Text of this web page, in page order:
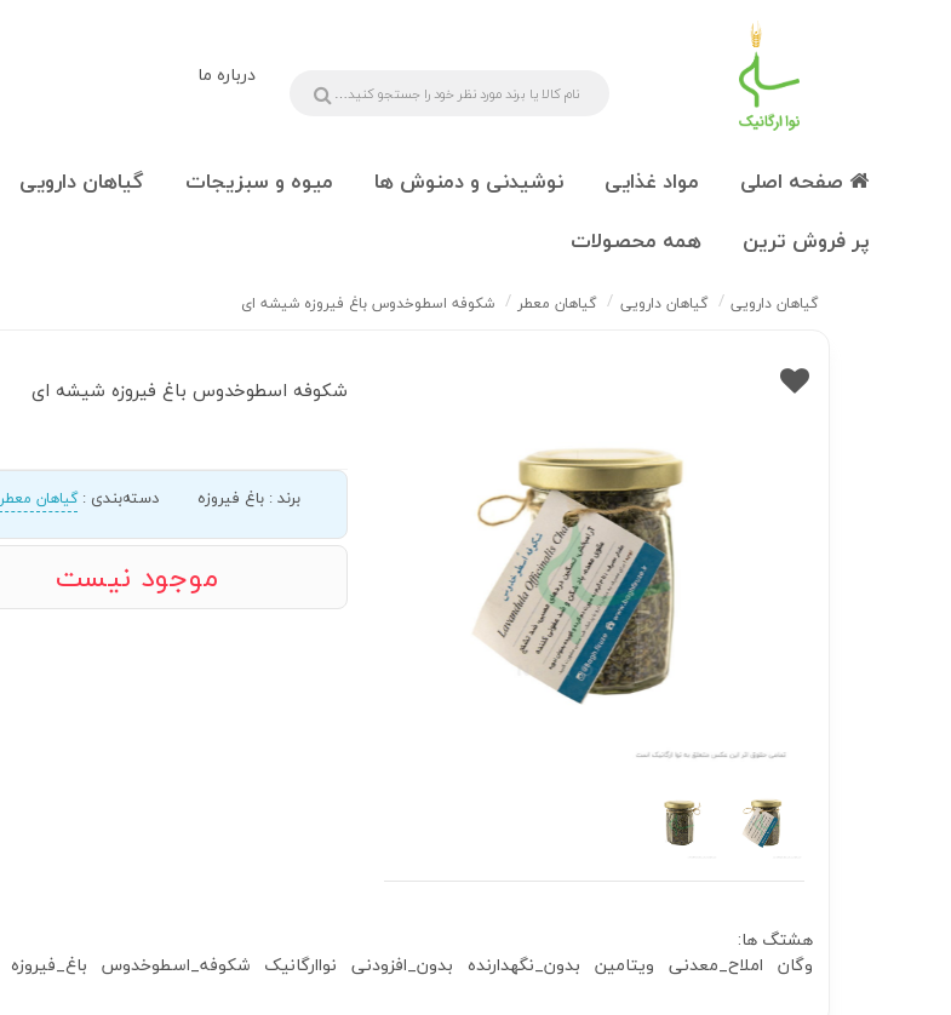
درباره ما
صفحه اصلی مواد غذایی نوشیدنی و دمنوش ها میوه و سبزیجات گیاهان دارویی
پر فروش ترین
همه محصولات
گیاهان دارویی گیاهان دارویی گیاهان معطر شکوفه اسطوخدوس باغ فیروزه شیشه ای
شکوفه اسطوخدوس باغ فیروزه شیشه ای
برند:باغ فیروزه دسته‌بندی :گیاهان معطر
موجود نیست
هشتگ ها:
وگان املاح_معدنی ویتامین بدون_نگهدارنده بدون_افزودنی نواارگانیک شکوفه_اسطوخدوس باغ_فیروزه